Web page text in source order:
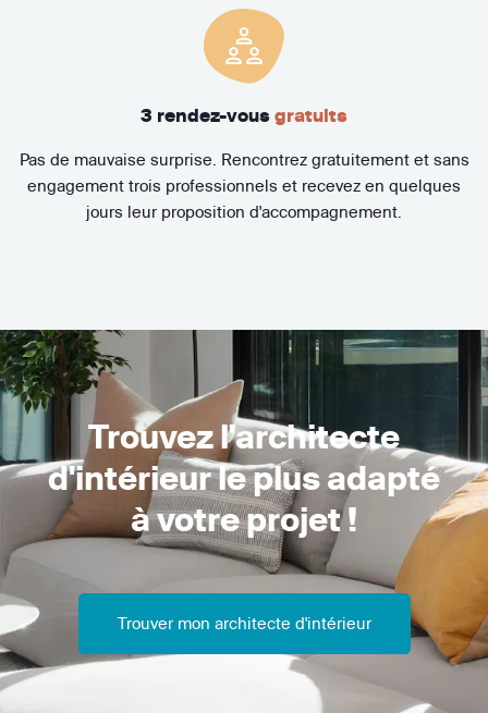
3 rendez-vous gratuits
Pas de mauvaise surprise. Rencontrez gratuitement et sans
engagement trois professionnels et recevez en quelques
jours leur proposition d'accompagnement.
Trouvez l'architecte
d'intérieur le plus adapté
à votre projet !
Trouver mon architecte d'intérieur